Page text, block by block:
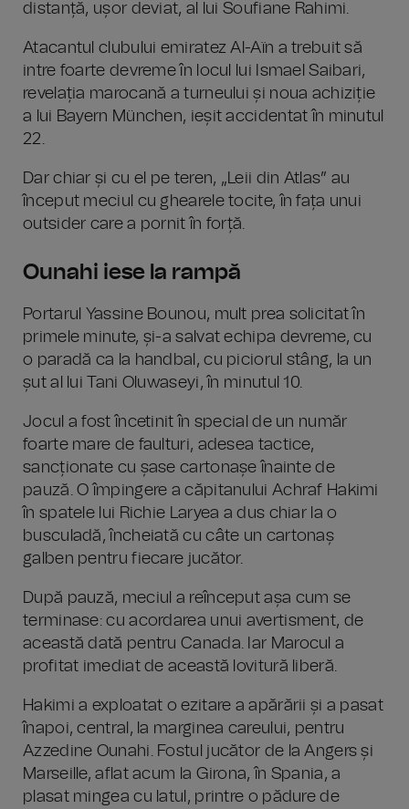
distanță, ușor deviat, al lui Soufiane Rahimi.
Atacantul clubului emiratez Al-Aïn a trebuit să
intre foarte devreme în locul lui Ismael Saibari,
revelația marocană a turneului și noua achiziție
a lui Bayern München, ieșit accidentat în minutul
22.
Dar chiar și cu el pe teren, „Leii din Atlas” au
început meciul cu ghearele tocite, în fața unui
outsider care a pornit în forță.
Ounahi iese la rampă
Portarul Yassine Bounou, mult prea solicitat în
primele minute, și-a salvat echipa devreme, cu
o paradă ca la handbal, cu piciorul stâng, la un
șut al lui Tani Oluwaseyi, în minutul 10.
Jocul a fost încetinit în special de un număr
foarte mare de faulturi, adesea tactice,
sancționate cu șase cartonașe înainte de
pauză. O împingere a căpitanului Achraf Hakimi
în spatele lui Richie Laryea a dus chiar la o
busculadă, încheiată cu câte un cartonaș
galben pentru fiecare jucător.
După pauză, meciul a reînceput așa cum se
terminase: cu acordarea unui avertisment, de
această dată pentru Canada. Iar Marocul a
profitat imediat de această lovitură liberă.
Hakimi a exploatat o ezitare a apărării și a pasat
înapoi, central, la marginea careului, pentru
Azzedine Ounahi. Fostul jucător de la Angers și
Marseille, aflat acum la Girona, în Spania, a
plasat mingea cu latul, printre o pădure de